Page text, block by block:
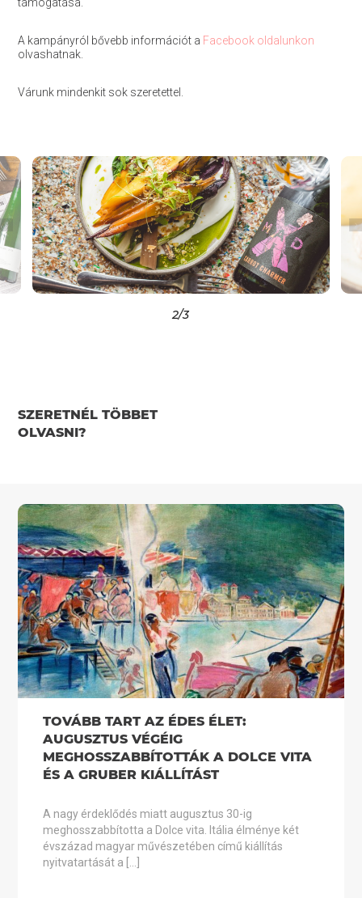
A kampányról bővebb információt a Facebook oldalunkon
olvashatnak.
Várunk mindenkit sok szeretettel.
2/3
SZERETNÉL TÖBBET
OLVASNI?
TOVÁBB TART AZ ÉDES ÉLET:
AUGUSZTUS VÉGÉIG
MEGHOSSZABBÍTOTTÁK A DOLCE VITA
ÉS A GRUBER KIÁLLÍTÁST
A nagy érdeklődés miatt augusztus 30-ig
meghosszabbította a Dolce vita. Itália élménye két
évszázad magyar művészetében című kiállítás
nyitvatartását a […]